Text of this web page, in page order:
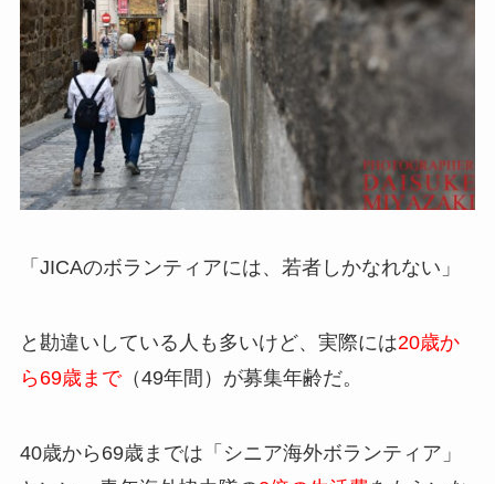
「JICAのボランティアには、若者しかなれない」
と勘違いしている人も多いけど、実際には20歳か
ら69歳まで（49年間）が募集年齢だ。
40歳から69歳までは「シニア海外ボランティア」